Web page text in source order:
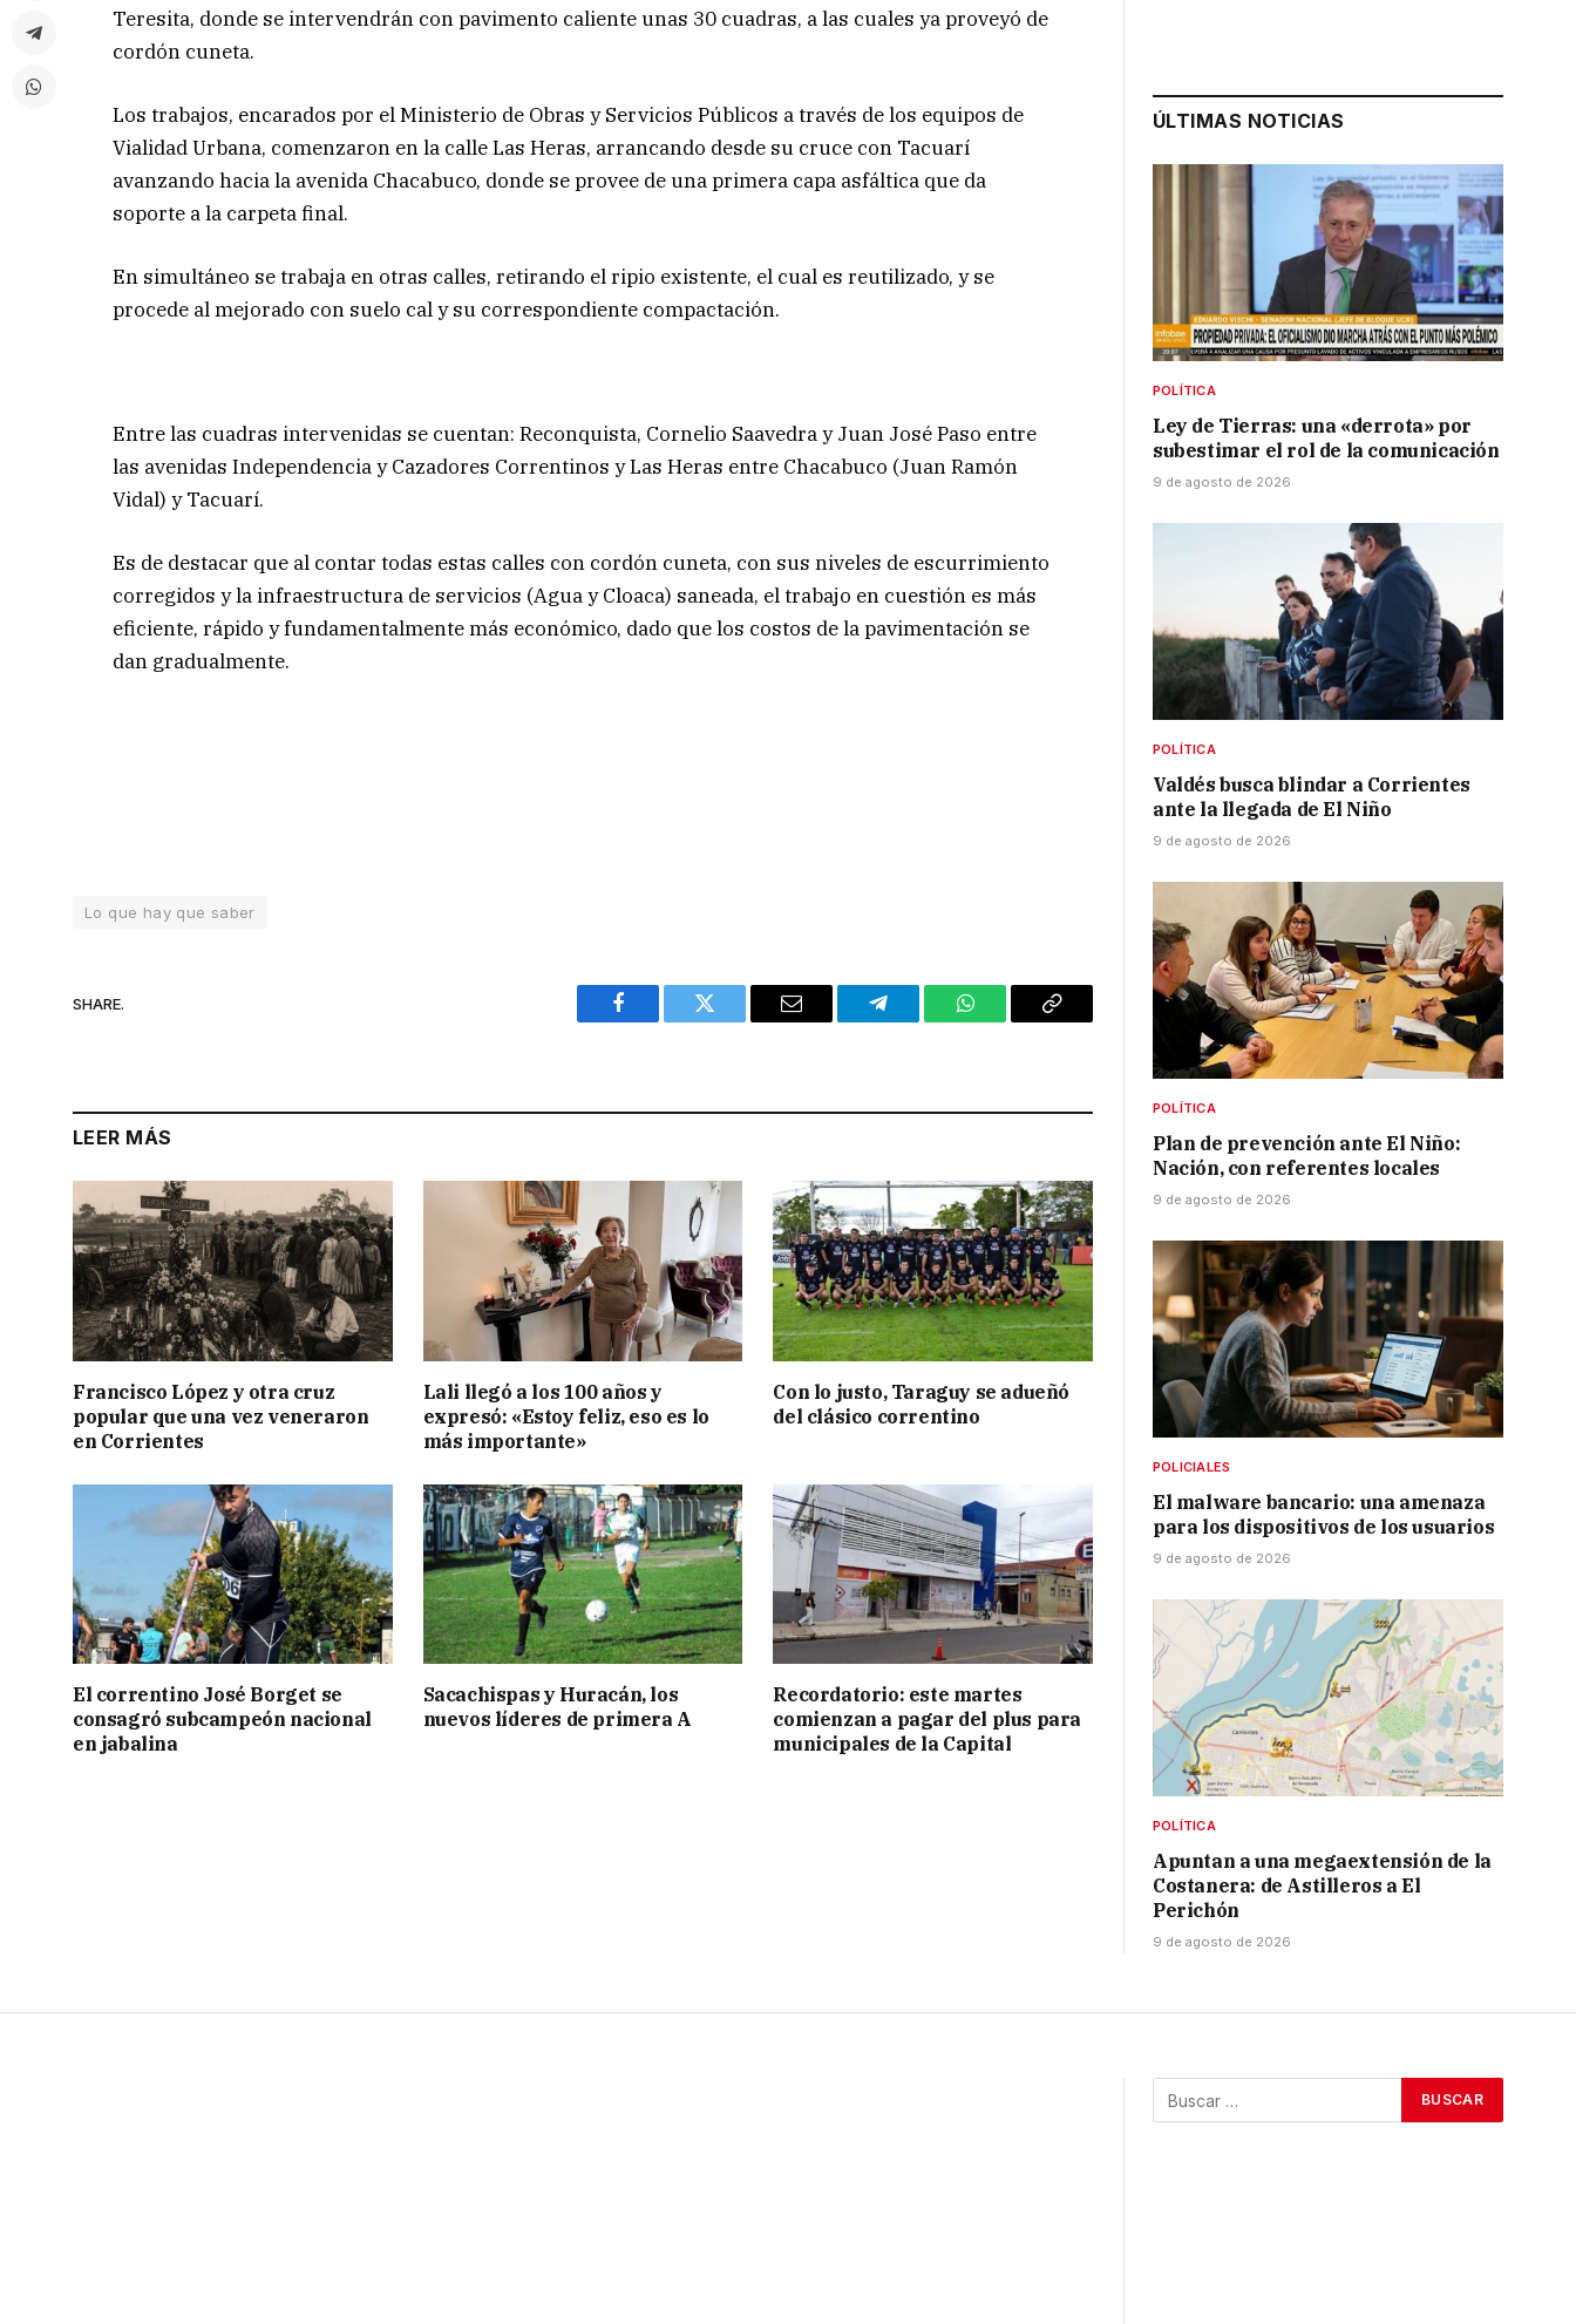
Teresita, donde se intervendrán con pavimento caliente unas 30 cuadras, a las cuales ya proveyó de
cordón cuneta.
Los trabajos, encarados por el Ministerio de Obras y Servicios Públicos a través de los equipos de
Vialidad Urbana, comenzaron en la calle Las Heras, arrancando desde su cruce con Tacuarí
avanzando hacia la avenida Chacabuco, donde se provee de una primera capa asfáltica que da
soporte a la carpeta final.
En simultáneo se trabaja en otras calles, retirando el ripio existente, el cual es reutilizado, y se
procede al mejorado con suelo cal y su correspondiente compactación.
Entre las cuadras intervenidas se cuentan: Reconquista, Cornelio Saavedra y Juan José Paso entre
las avenidas Independencia y Cazadores Correntinos y Las Heras entre Chacabuco (Juan Ramón
Vidal) y Tacuarí.
Es de destacar que al contar todas estas calles con cordón cuneta, con sus niveles de escurrimiento
corregidos y la infraestructura de servicios (Agua y Cloaca) saneada, el trabajo en cuestión es más
eficiente, rápido y fundamentalmente más económico, dado que los costos de la pavimentación se
dan gradualmente.
Lo que hay que saber
SHARE.
Facebook Twitter Email Telegram WhatsAppCopy
LEER MÁS
Francisco López y otra cruz
popular que una vez veneraron
en Corrientes
Lali llegó a los 100 años y
expresó: «Estoy feliz, eso es lo
más importante»
Con lo justo, Taraguy se adueñó
del clásico correntino
El correntino José Borget se
consagró subcampeón nacional
en jabalina
Sacachispas y Huracán, los
nuevos líderes de primera A
Recordatorio: este martes
comienzan a pagar del plus para
municipales de la Capital
ÚLTIMAS NOTICIAS
POLÍTICA
Ley de Tierras: una «derrota» por
subestimar el rol de la comunicación
9 de agosto de 2026
POLÍTICA
Valdés busca blindar a Corrientes
ante la llegada de El Niño
9 de agosto de 2026
POLÍTICA
Plan de prevención ante El Niño:
Nación, con referentes locales
9 de agosto de 2026
POLICIALES
El malware bancario: una amenaza
para los dispositivos de los usuarios
9 de agosto de 2026
POLÍTICA
Apuntan a una megaextensión de la
Costanera: de Astilleros a El
Perichón
9 de agosto de 2026